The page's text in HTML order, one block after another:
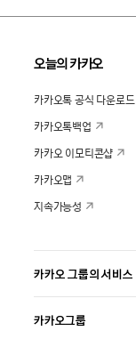
오늘의 카카오
카카오톡 공식 다운로드
카카오톡백업
카카오 이모티콘샵
카카오맵
지속가능성
카카오 그룹의 서비스
카카오그룹